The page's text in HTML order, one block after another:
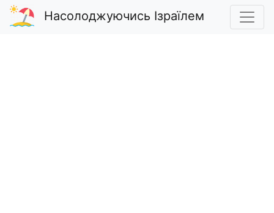
Насолоджуючись Ізраїлем